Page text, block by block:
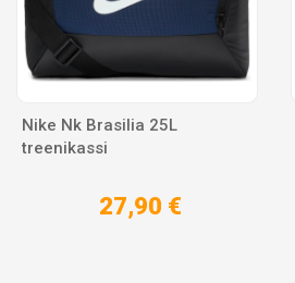
Nike Nk Brasilia 25L
treenikassi
27,90 €